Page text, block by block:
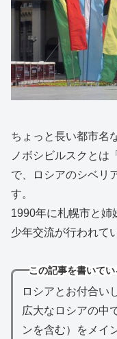
ちょっと長い都市名
ノボシビルスクとは
で、ロシアのシベリ
す。
1990年に札幌市と姉
少年交流が行われて
この記事を書いてい
ロシアとお付合い
広大なロシアの中
ンを含む）をメイ